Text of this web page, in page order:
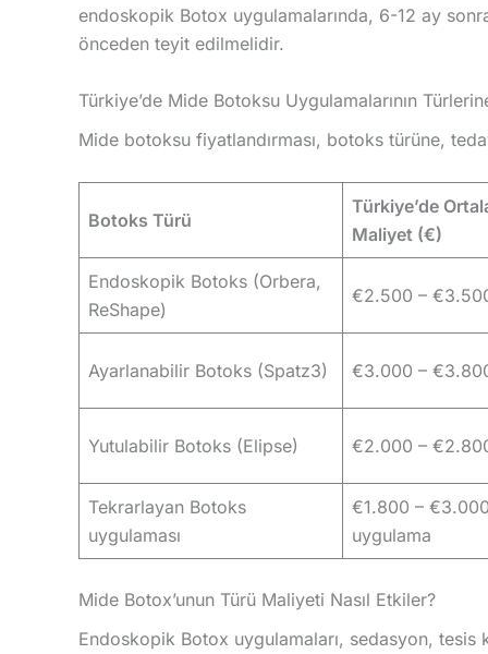
endoskopik Botox uygulamalarında, 6-12 ay
önceden teyit edilmelidir.
Türkiye’de Mide Botoksu Uygulamalarının
Mide botoksu fiyatlandırması, botoks türüne,
Botoks Türü
Türkiye’de
Maliyet (€)
Endoskopik Botoks (Orbera,
ReShape)
€2.500 –
Ayarlanabilir Botoks (Spatz3) €3.000 –
Yutulabilir Botoks (Elipse) €2.000 –
Tekrarlayan Botoks
uygulaması
€1.800 –
uygulama
Mide Botox’unun Türü Maliyeti Nasıl Etkiler?
Endoskopik Botox uygulamaları, sedasyon, tesis